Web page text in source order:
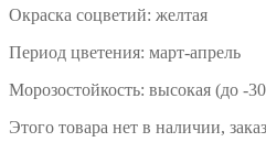
Окраска соцветий: желтая
Период цветения: март-апрель
Морозостойкость: высокая (до -
Этого товара нет в наличии,